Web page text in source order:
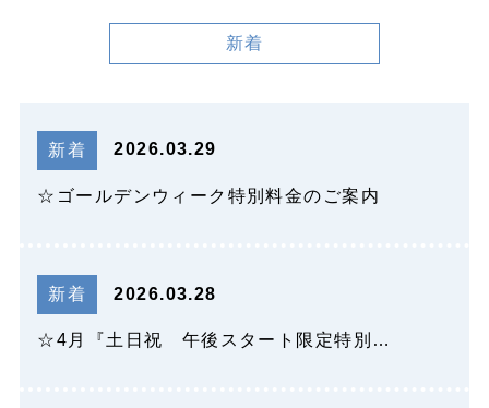
新着
新着 2026.03.29
☆ゴールデンウィーク特別料金のご案内
新着 2026.03.28
☆4月『土日祝 午後スタート限定特別…